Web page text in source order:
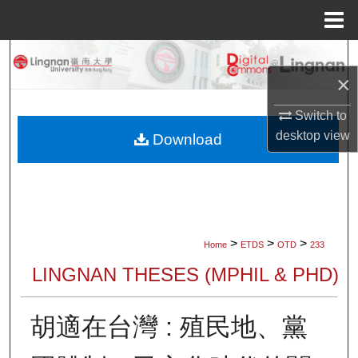
×
Switch to
desktopview
Search
My Account
Home > ETDS > OTD > 233
LINGNAN THESES (MPHIL & PHD)
胡適在台灣 : 殖民地、黨
Download